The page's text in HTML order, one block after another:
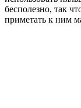
бесполезно, так
приметать к ним